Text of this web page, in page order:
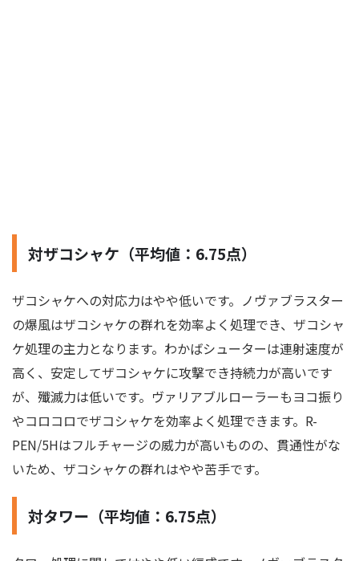
対ザコシャケ（平均値：6.75点）
ザコシャケへの対応力はやや低いです。ノヴァブラスター
の爆風はザコシャケの群れを効率よく処理でき、ザコシャ
ケ処理の主力となります。わかばシューターは連射速度が
高く、安定してザコシャケに攻撃でき持続力が高いです
が、殲滅力は低いです。ヴァリアブルローラーもヨコ振り
やコロコロでザコシャケを効率よく処理できます。R-
PEN/5Hはフルチャージの威力が高いものの、貫通性がな
いため、ザコシャケの群れはやや苦手です。
対タワー（平均値：6.75点）